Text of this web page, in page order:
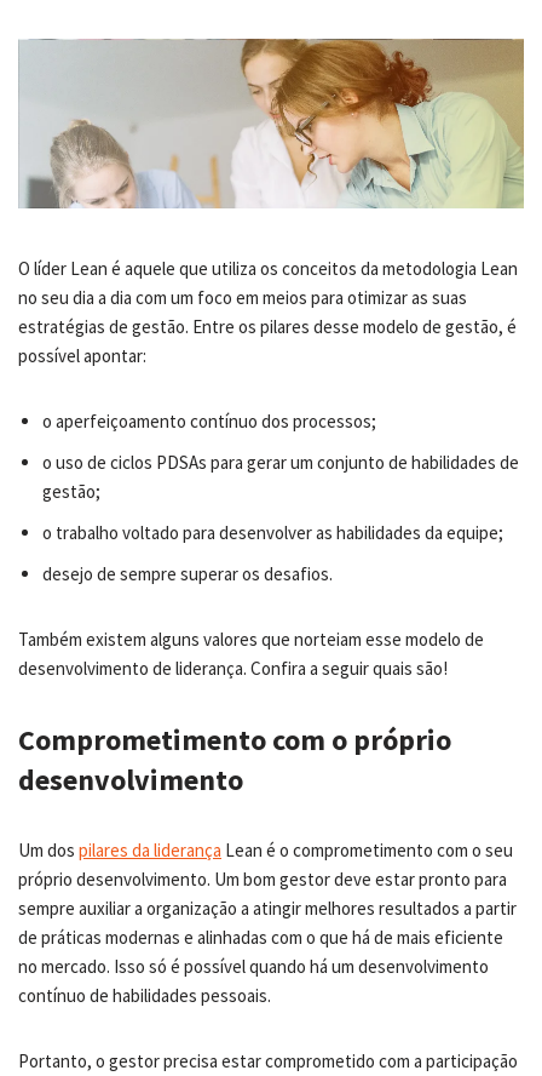
O líder Lean é aquele que utiliza os conceitos da metodologia Lean
no seu dia a dia com um foco em meios para otimizar as suas
estratégias de gestão. Entre os pilares desse modelo de gestão, é
possível apontar:
o aperfeiçoamento contínuo dos processos;
o uso de ciclos PDSAs para gerar um conjunto de habilidades de
gestão;
o trabalho voltado para desenvolver as habilidades da equipe;
desejo de sempre superar os desafios.
Também existem alguns valores que norteiam esse modelo de
desenvolvimento de liderança. Confira a seguir quais são!
Comprometimento com o próprio
desenvolvimento
Um dos pilares da liderança Lean é o comprometimento com o seu
próprio desenvolvimento. Um bom gestor deve estar pronto para
sempre auxiliar a organização a atingir melhores resultados a partir
de práticas modernas e alinhadas com o que há de mais eficiente
no mercado. Isso só é possível quando há um desenvolvimento
contínuo de habilidades pessoais.
Portanto, o gestor precisa estar comprometido com a participação